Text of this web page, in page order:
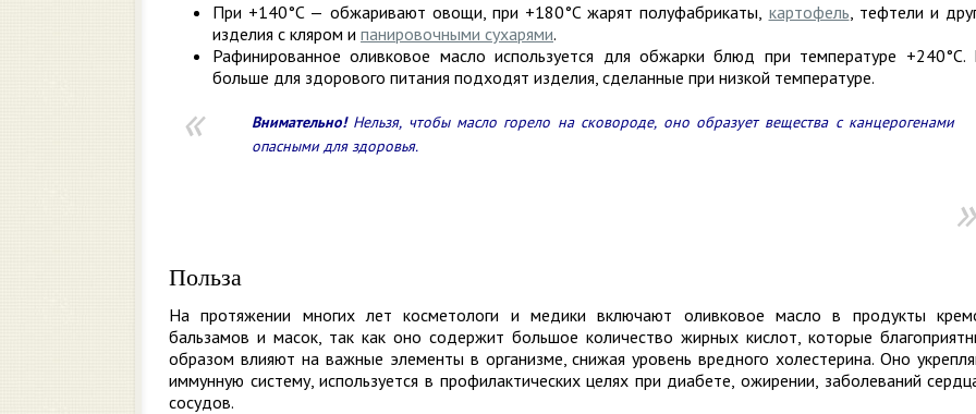
При +140°C — обжаривают овощи, при +180°C жарят полуфабрикаты, картофель, тефтели и
изделия с кляром и панировочными сухарями.
Рафинированное оливковое масло используется для обжарки блюд при температуре +240°C.
больше для здорового питания подходят изделия, сделанные при низкой температуре.
Внимательно!Нельзя, чтобы масло горело на сковороде, оно образует вещества с канцерогенами
опасными для здоровья.
Польза
На протяжении многих лет косметологи и медики включают оливковое масло в продукты
бальзамов и масок, так как оно содержит большое количество жирных кислот, которые
образом влияют на важные элементы в организме, снижая уровень вредного холестерина. Оно
иммунную систему, используется в профилактических целях при диабете, ожирении, заболеваний
сосудов.